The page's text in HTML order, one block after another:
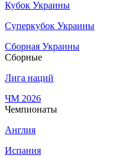
Кубок Украины
Суперкубок Украины
Сборная Украины
Сборные
Лига наций
ЧМ 2026
Чемпионаты
Англия
Испания